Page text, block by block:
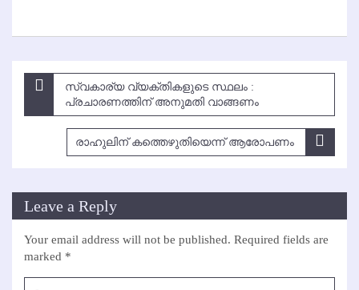
Post
navigation
സ്വകാര്യ വ്യക്തികളുടെ സ്ഥലം :
പ്രചാരണത്തിന് അനുമതി വാങ്ങണം
രാഹുലിന് കത്തെഴുതിയെന്ന് ആരോപണം
Leave a Reply
Your email address will not be published. Required fields are
marked *